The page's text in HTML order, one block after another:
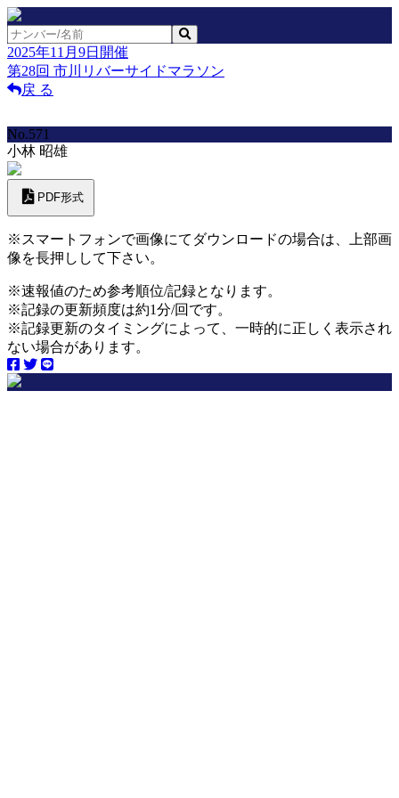
2025年11月9日開催
第28回 市川リバーサイドマラソン
戻 る
No.571
小林 昭雄
PDF形式
※スマートフォンで画像にてダウンロードの場合は、上部画
像を長押しして下さい。
※速報値のため参考順位/記録となります。
※記録の更新頻度は約1分/回です。
※記録更新のタイミングによって、一時的に正しく表示され
ない場合があります。